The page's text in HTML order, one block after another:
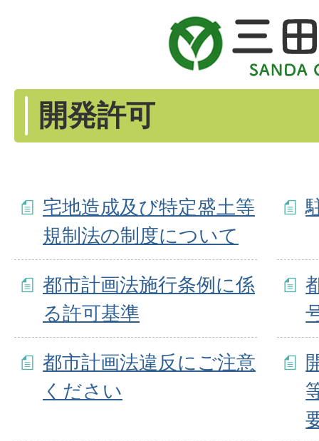
開発許可
宅地造成及び特定盛土等
規制法の制度について
都市計画法施行条例に係
る許可基準
都市計画法違反にご注意
ください